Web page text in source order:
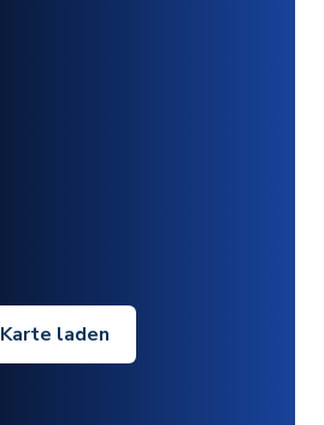
Karte laden